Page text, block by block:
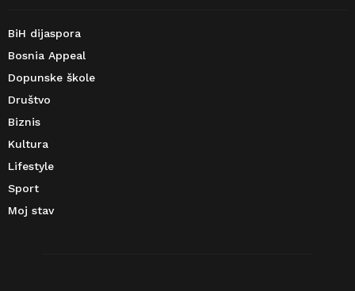
BiH dijaspora
Bosnia Appeal
Dopunske škole
Društvo
Biznis
Kultura
Lifestyle
Sport
Moj stav